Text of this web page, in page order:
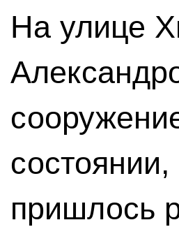
На улице
пришлось